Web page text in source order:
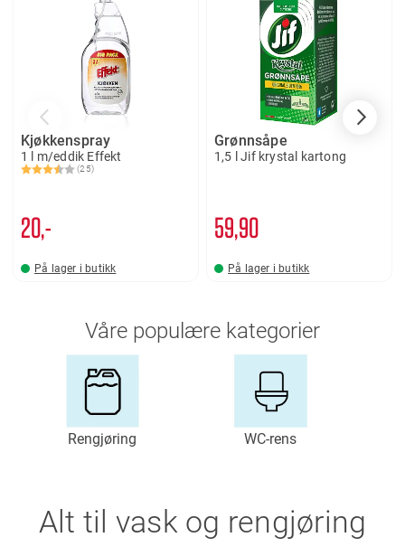
Kjøkkenspray
1 l m/eddik Effekt
Karakter:
(25)
3.8 av 5 mulige
20,-
På lager i butikk
Grønnsåpe
1,5 l Jif krystal kartong
59 90
På lager i butikk
Våre populære kategorier
Rengjøring WC-rens
Alt til vask og rengjøring